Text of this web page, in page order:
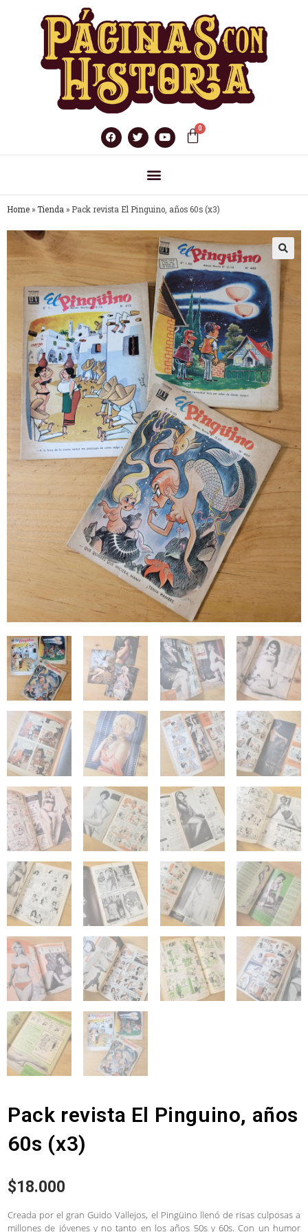
Home » Tienda » Pack revista El Pinguino, años 60s (x3)
🔍
Pack revista El Pinguino, años
60s (x3)
$18.000
Creada por el gran Guido Vallejos, el Pingüino llenó de risas culposas a
millones de jóvenes y no tanto en los años 50s y 60s. Con un humor